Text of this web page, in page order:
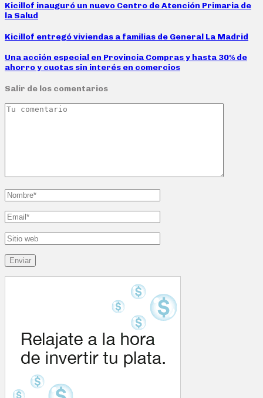
Kicillof inauguró un nuevo Centro de Atención Primaria de
la Salud
Kicillof entregó viviendas a familias de General La Madrid
Una acción especial en Provincia Compras y hasta 30% de
ahorro y cuotas sin interés en comercios
Salir de los comentarios